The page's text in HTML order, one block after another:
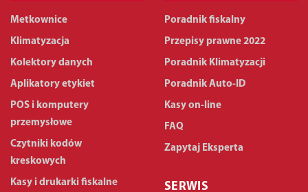
Metkownice
Klimatyzacja
Kolektory danych
Aplikatory etykiet
POS i komputery
przemysłowe
Czytniki kodów
kreskowych
Kasy i drukarki fiskalne
Poradnik fiskalny
Przepisy prawne 2022
Poradnik Klimatyzacji
Poradnik Auto-ID
Kasy on-line
FAQ
Zapytaj Eksperta
SERWIS